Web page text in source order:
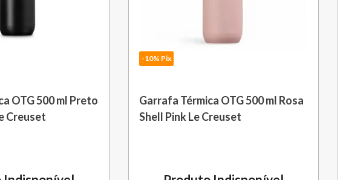
OTG 500 ml Preto
Creuset
-10% Pix
Garrafa Térmica OTG 500 ml Rosa
Shell Pink Le Creuset